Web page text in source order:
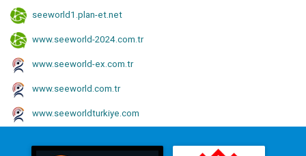
seeworld1.plan-et.net
www.seeworld-2024.com.tr
www.seeworld-ex.com.tr
www.seeworld.com.tr
www.seeworldturkiye.com